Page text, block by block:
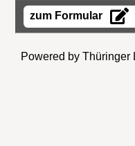
zum Formular
Powered by Thüringer